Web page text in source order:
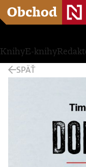
KnihyE-knihy
SPÄŤ